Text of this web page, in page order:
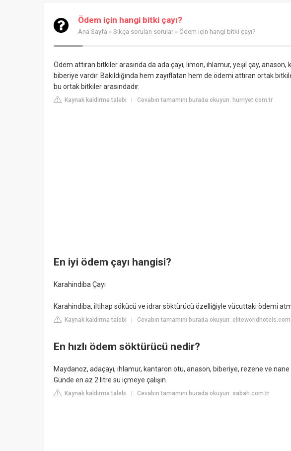
Ödem için hangi bitki çayı?
Ana Sayfa » Sıkça sorulan sorular » Ödem için hangi bitki çayı?
Ödem attıran bitkiler arasında da ada çayı, limon, ıhlamur, yeşil çay,
biberiye vardır. Bakıldığında hem zayıflatan hem de ödemi attıran ortak
bu ortak bitkiler arasındadır.
Kaynak kaldırma talebi | Cevabın tamamını burada okuyun: hurriyet.com.tr
En iyi ödem çayı hangisi?
Karahindiba Çayı
Karahindiba, iltihap sökücü ve idrar söktürücü özelliğiyle vücuttaki ödemi
Kaynak kaldırma talebi Cevabın tamamını burada okuyun:
En hızlı ödem söktürücü nedir?
Maydanoz, adaçayı, ıhlamur, kantaron otu, anason, biberiye, rezene ve
Günde en az 2 litre su içmeye çalışın.
Kaynak kaldırma talebi Cevabın tamamını burada okuyun: sabah.com.tr